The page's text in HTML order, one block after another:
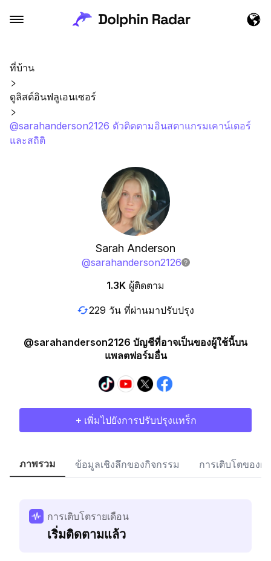
ที่บ้าน
ดูลิสต์อินฟลูเอนเซอร์
@sarahanderson2126 ตัวติดตามอินสตาแกรมเคาน์เตอร์
และสถิติ
Sarah Anderson
@sarahanderson2126
1.3K ผู้ติดตาม
229 วัน ที่ผ่านมาปรับปรุง
@sarahanderson2126 บัญชีที่อาจเป็นของผู้ใช้นี้บน
แพลตฟอร์มอื่น
+ เพิ่มไปยังการปรับปรุงแทร็ก
ภาพรวม ข้อมูลเชิงลึกของกิจกรรม การเติบโตของผู้
การเติบโตรายเดือน
เริ่มติดตามแล้ว